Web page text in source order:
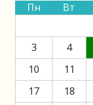
Пн Вт
3
4
10
11
17
18